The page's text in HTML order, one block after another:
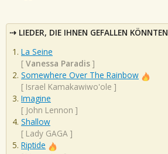
LIEDER, DIE IHNEN GEFALLEN KÖNNTEN
La Seine
[ Vanessa Paradis ]
Somewhere Over The Rainbow
[ Israel Kamakawiwo'ole ]
Imagine
[ John Lennon ]
Shallow
[ Lady GAGA ]
Riptide